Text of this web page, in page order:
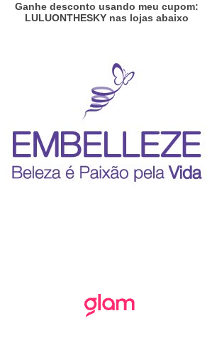
Ganhe desconto usando meu cupom:
LULUONTHESKY nas lojas abaixo